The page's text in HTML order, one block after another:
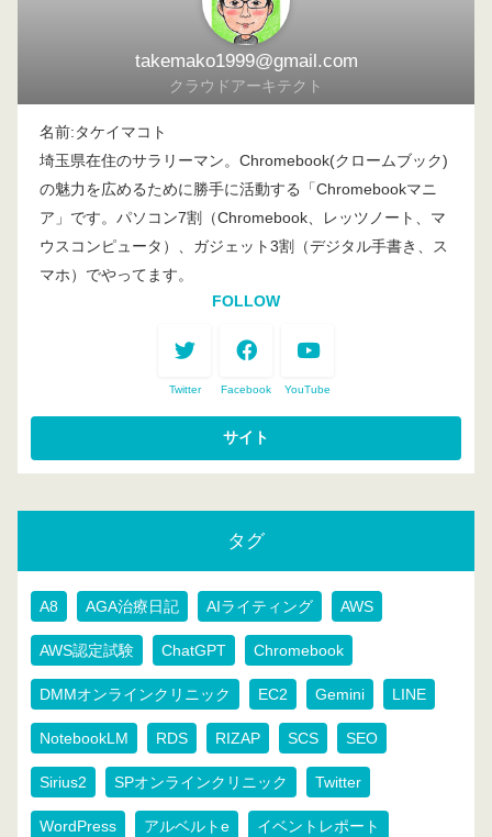
takemako1999@gmail.com
クラウドアーキテクト
名前:タケイマコト
埼玉県在住のサラリーマン。Chromebook(クロームブック)
の魅力を広めるために勝手に活動する「Chromebookマニ
ア」です。パソコン7割（Chromebook、レッツノート、マ
ウスコンピュータ）、ガジェット3割（デジタル手書き、ス
マホ）でやってます。
FOLLOW
Twitter Facebook YouTube
タグ
A8 AGA治療日記 AIライティング AWS
AWS認定試験 ChatGPT Chromebook
DMMオンラインクリニック EC2 Gemini LINE
NotebookLM RDS RIZAP SCS SEO
Sirius2 SPオンラインクリニック Twitter
WordPress アルベルトe イベントレポート